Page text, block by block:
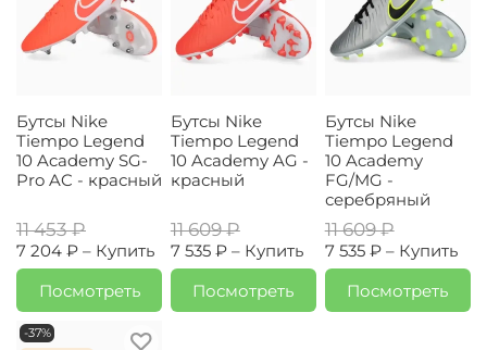
Бутсы Nike
Tiempo Legend
10 Academy SG-
Pro AC - красный
11 453 ₽
7 204 ₽ – Купить
Посмотреть
Бутсы Nike
Tiempo Legend
10 Academy AG -
красный
11 609 ₽
7 535 ₽ – Купить
Посмотреть
Бутсы Nike
Tiempo Legend
10 Academy
FG/MG -
серебряный
11 609 ₽
7 535 ₽ – Купить
Посмотреть
-37%